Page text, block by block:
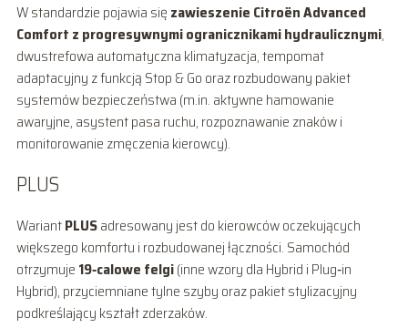
W standardzie pojawia się zawieszenie Citroën Advanced
Comfort z progresywnymi ogranicznikami hydraulicznymi,
dwustrefowa automatyczna klimatyzacja, tempomat
adaptacyjny z funkcją Stop & Go oraz rozbudowany pakiet
systemów bezpieczeństwa (m.in. aktywne hamowanie
awaryjne, asystent pasa ruchu, rozpoznawanie znaków i
monitorowanie zmęczenia kierowcy).
PLUS
WariantPLUSadresowany jest do kierowców oczekujących
większego komfortu i rozbudowanej łączności. Samochód
otrzymuje 19‑calowe felgi(inne wzory dla Hybrid i Plug‑in
Hybrid), przyciemniane tylne szyby oraz pakiet stylizacyjny
podkreślający kształt zderzaków.